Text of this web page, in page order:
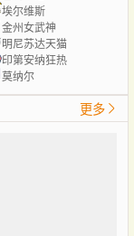
埃尔维斯
金州女武神
明尼苏达天猫
印第安纳狂热
莫纳尔
更多